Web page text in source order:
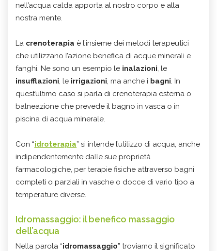
nell’acqua calda apporta al nostro corpo e alla
nostra mente.
La crenoterapia è l’insieme dei metodi terapeutici
che utilizzano l’azione benefica di acque minerali e
fanghi. Ne sono un esempio le inalazioni, le
insufflazioni, le irrigazioni, ma anche i bagni. In
quest’ultimo caso si parla di crenoterapia esterna o
balneazione che prevede il bagno in vasca o in
piscina di acqua minerale.
Con “idroterapia” si intende l’utilizzo di acqua, anche
indipendentemente dalle sue proprietà
farmacologiche, per terapie fisiche attraverso bagni
completi o parziali in vasche o docce di vario tipo a
temperature diverse.
Idromassaggio: il benefico massaggio
dell’acqua
Nella parola “idromassaggio” troviamo il significato